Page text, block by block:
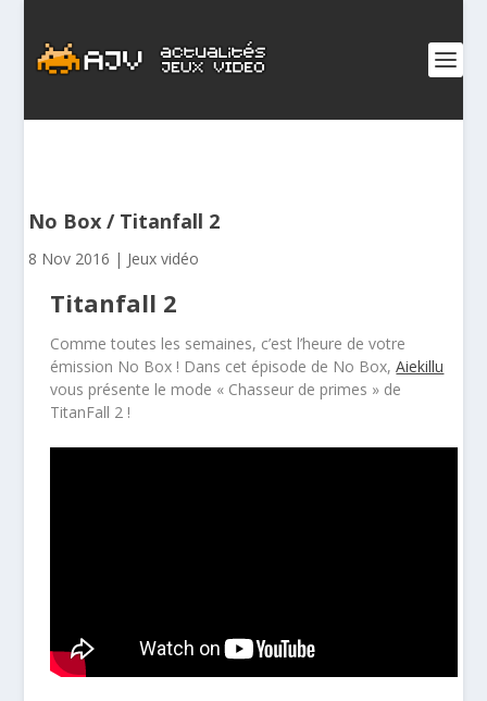
No Box / Titanfall 2
8 Nov 2016 | Jeux vidéo
Titanfall 2
Comme toutes les semaines, c’est l’heure de votre
émission No Box ! Dans cet épisode de No Box,Aiekillu
vous présente le mode « Chasseur de primes » de
TitanFall 2 !